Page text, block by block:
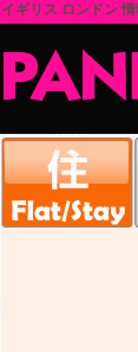
イギリス ロンドン